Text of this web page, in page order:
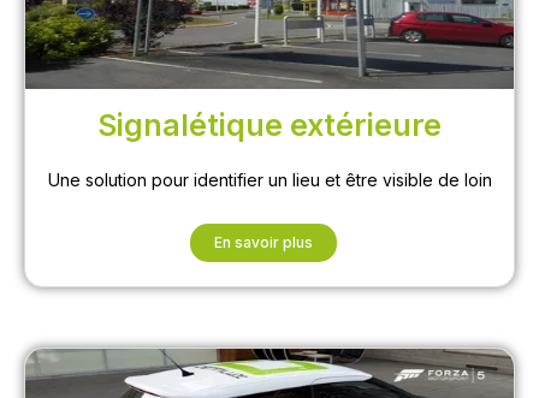
Signalétique extérieure
Une solution pour identifier un lieu et être visible de loin
En savoir plus